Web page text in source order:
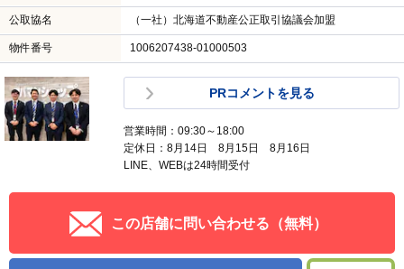
公取協名 （一社）北海道不動産公正取引協議会加盟
物件番号 1006207438-01000503
PRコメントを見る
営業時間：09:30～18:00
定休日：8月14日 8月15日 8月16日
LINE、WEBは24時間受付
この店舗に問い合わせる（無料）